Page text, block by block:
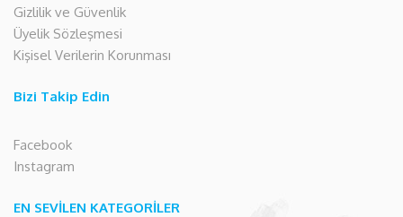
Gizlilik ve Güvenlik
Üyelik Sözleşmesi
Kişisel Verilerin Korunması
Bizi Takip Edin
Facebook
Instagram
EN SEVİLEN KATEGORİLER